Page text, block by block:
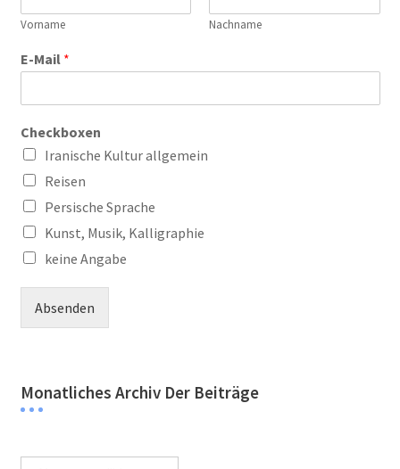
Vorname Nachname
E-Mail *
Checkboxen
Iranische Kultur allgemein
Reisen
Persische Sprache
Kunst, Musik, Kalligraphie
keine Angabe
Absenden
Monatliches Archiv Der Beiträge
Archiv